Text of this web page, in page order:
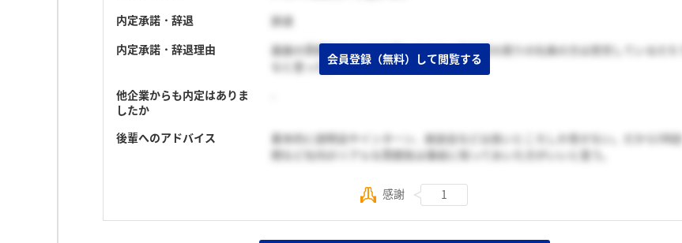
内定承諾・辞退
辞退
内定承諾・辞退理由
面接の雰囲気ですべてを察したから。面接官の周りの社員の方は苦労しているだろう
なと思った。
他企業からも内定はありま
したか
後輩へのアドバイス
基本的に説明会やインターン、座談会などは良いところしか見せない。だからOB訪
問など社内のリアルな雰囲気は事前に知っておいた方がいいと思う。
会員登録（無料）して閲覧する
感謝 1